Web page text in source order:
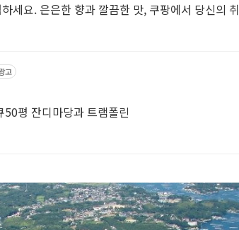
세요. 은은한 향과 깔끔한 맛, 쿠팡에서 당신의 취
고
평 잔디마당과 트램폴린